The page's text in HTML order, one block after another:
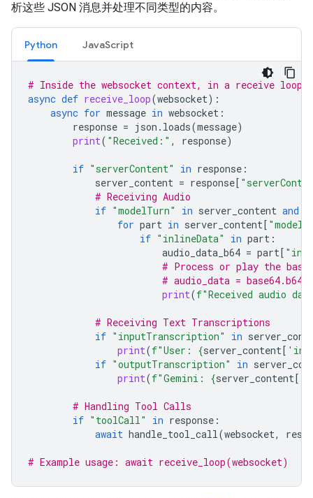
析这些 JSON 消息并处理不同类型的内容。
Python JavaScript
# Inside the websocket context, in a receive loop
async def receive_loop(websocket):
async for message in websocket :
response = json . loads(message)
print( "Received:" , response)
if "serverContent" in response :
server_content = response[
# Receiving Audio
if "modelTurn" in server_content and
for part in server_content[
if "inlineData" in part :
audio_data_b64 = part[
# Process or play the
# audio_data =
print(f"Received audio
# Receiving Text Transcriptions
if "inputTranscription" in
print(f"User: {server_content[
if "outputTranscription" in
print(f"Gemini: {server_content[
# Handling Tool Calls
if "toolCall" in response :
await handle_tool_call(websocket,
# Example usage: await receive_loop(websocket)